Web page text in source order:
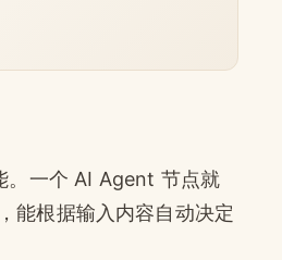
。一个 AI Agent 节点就
能根据输入内容自动决定